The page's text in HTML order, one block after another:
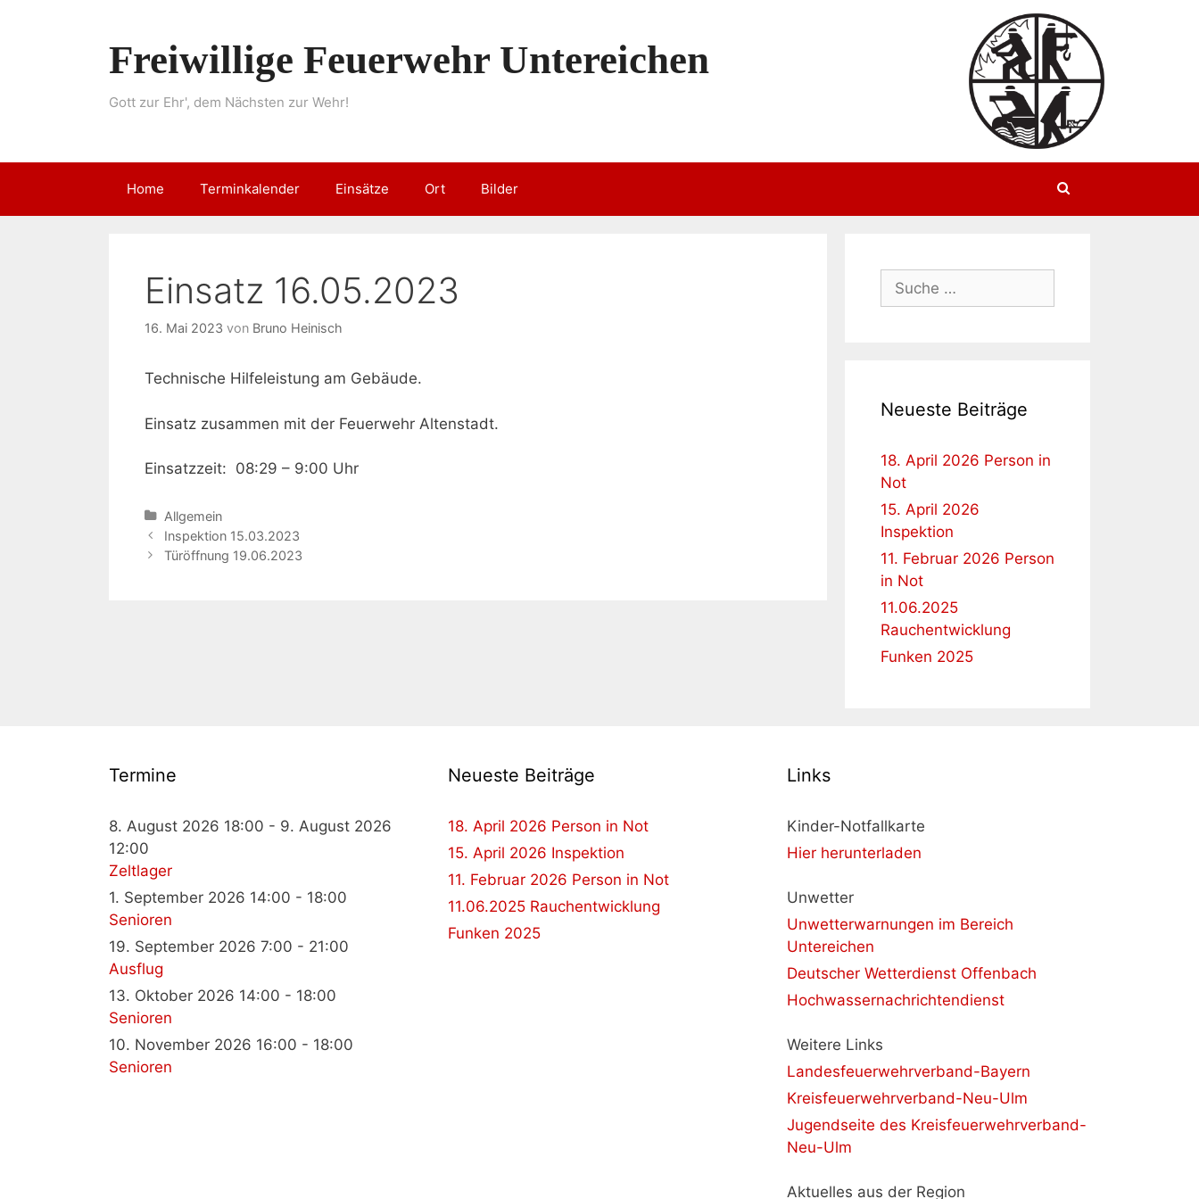
Freiwillige Feuerwehr Untereichen
Gott zur Ehr', dem Nächsten zur Wehr!
Home Terminkalender Einsätze Ort Bilder
Einsatz 16.05.2023
16. Mai 2023 von Bruno Heinisch
Technische Hilfeleistung am Gebäude.
Einsatz zusammen mit der Feuerwehr Altenstadt.
Einsatzzeit: 08:29 – 9:00 Uhr
Kategorien
Allgemein
Beitrags-
Navigation
Inspektion 15.03.2023
Türöffnung 19.06.2023
Suche
nach:
Neueste Beiträge
18. April 2026 Person in
Not
15. April 2026
Inspektion
11. Februar 2026 Person
in Not
11.06.2025
Rauchentwicklung
Funken 2025
Termine
8. August 2026 18:00 - 9. August 2026
12:00
Zeltlager
1. September 2026 14:00 - 18:00
Senioren
19. September 2026 7:00 - 21:00
Ausflug
13. Oktober 2026 14:00 - 18:00
Senioren
10. November 2026 16:00 - 18:00
Senioren
Neueste Beiträge
18. April 2026 Person in Not
15. April 2026 Inspektion
11. Februar 2026 Person in Not
11.06.2025 Rauchentwicklung
Funken 2025
Links
Kinder-Notfallkarte
Hier herunterladen
Unwetter
Unwetterwarnungen im Bereich
Untereichen
Deutscher Wetterdienst Offenbach
Hochwassernachrichtendienst
Weitere Links
Landesfeuerwehrverband-Bayern
Kreisfeuerwehrverband-Neu-Ulm
Jugendseite des Kreisfeuerwehrverband-
Neu-Ulm
Aktuelles aus der Region